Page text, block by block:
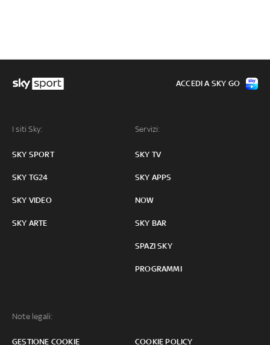
I siti Sky:
SKY SPORT
SKY TG24
SKY VIDEO
SKY ARTE
Servizi:
SKY TV
SKY APPS
NOW
SKY BAR
SPAZI SKY
PROGRAMMI
Note legali:
GESTIONE COOKIE COOKIE POLICY
ACCEDI A SKY GO